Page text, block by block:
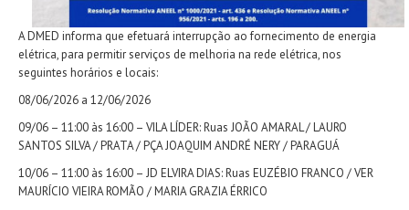
A DMED informa que efetuará interrupção ao fornecimento de energia
elétrica, para permitir serviços de melhoria na rede elétrica, nos
seguintes horários e locais:
08/06/2026 a 12/06/2026
09/06 – 11:00 às 16:00 – VILA LÍDER: Ruas JOÃO AMARAL / LAURO
SANTOS SILVA / PRATA / PÇA JOAQUIM ANDRÉ NERY / PARAGUÁ
10/06 – 11:00 às 16:00 – JD ELVIRA DIAS: Ruas EUZÉBIO FRANCO / VER
MAURÍCIO VIEIRA ROMÃO / MARIA GRAZIA ÉRRICO